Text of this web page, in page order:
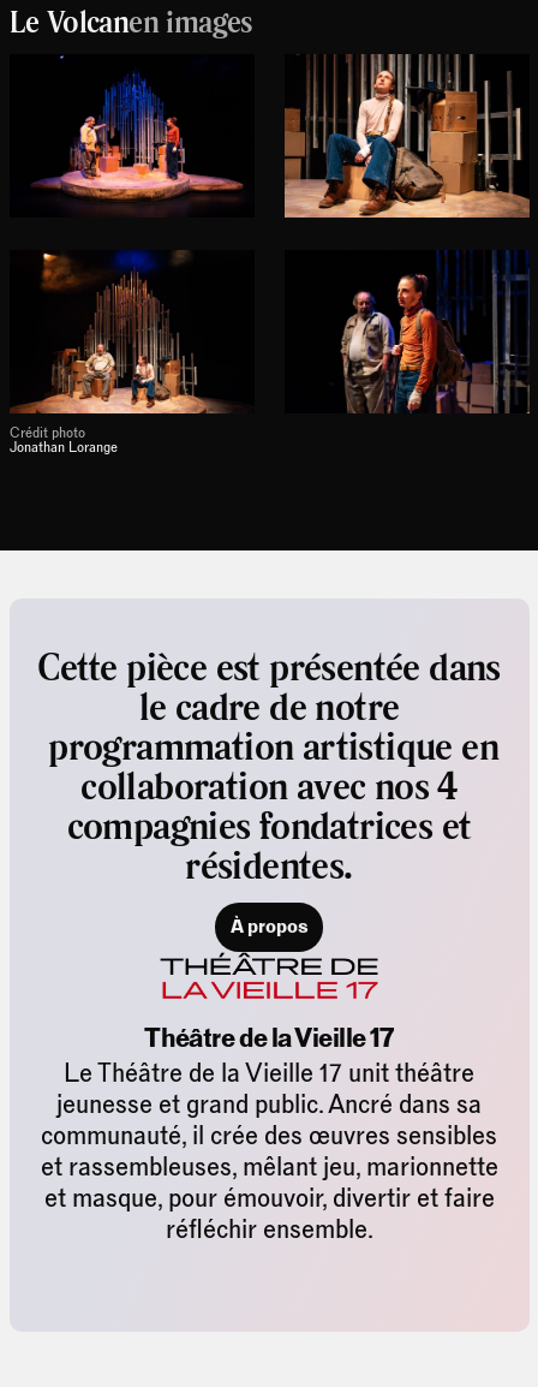
Le Volcanen images
Crédit photo
Jonathan Lorange
Cette pièce est présentée dans
le cadre de notre
programmation artistique en
collaboration avec nos 4
compagnies fondatrices et
résidentes.
À propos
Théâtre de la Vieille 17
Le Théâtre de la Vieille 17 unit théâtre
jeunesse et grand public. Ancré dans sa
communauté, il crée des œuvres sensibles
et rassembleuses, mêlant jeu, marionnette
et masque, pour émouvoir, divertir et faire
réfléchir ensemble.